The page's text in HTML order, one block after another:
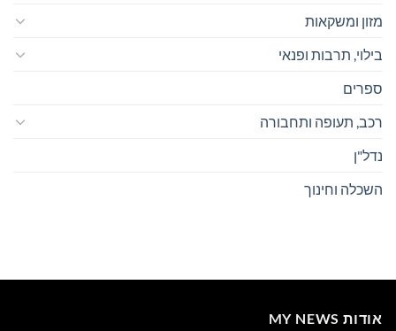
מזון ומשקאות
בילוי, תרבות ופנאי
ספרים
רכב, תעופה ותחבורה
נדל"ן
השכלה וחינוך
אודות MY NEWS